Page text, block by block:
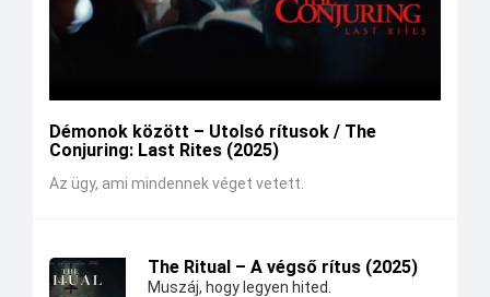
Démonok között – Utolsó rítusok / The
Conjuring: Last Rites (2025)
Az ügy, ami mindennek véget vetett.
The Ritual – A végső rítus (2025)
Muszáj, hogy legyen hited.